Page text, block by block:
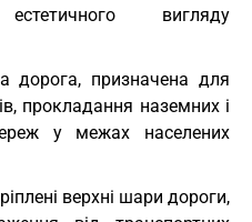
вигляду
дорога, призначена для
прокладання наземних і
у межах населених
верхні шари дороги,